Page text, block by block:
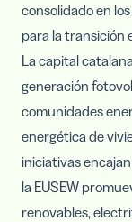
consolidado en
para la transición
La capital
generación
comunidades
energética de
iniciativas
la EUSEW
renovables,